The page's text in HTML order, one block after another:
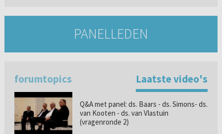
PANELLEDEN
forumtopics Laatste video's
Q&A met panel: ds. Baars - ds. Simons- ds.
van Kooten - ds. van Vlastuin
(vragenronde 2)